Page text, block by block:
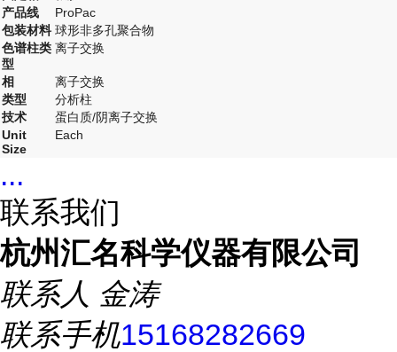
产品线
ProPac
包装材料 球形非多孔聚合物
色谱柱类
型
离子交换
相
离子交换
类型
分析柱
技术
蛋白质/阴离子交换
Unit
Size
Each
...
联系我们
杭州汇名科学仪器有限公司
联系人 金涛
联系手机15168282669